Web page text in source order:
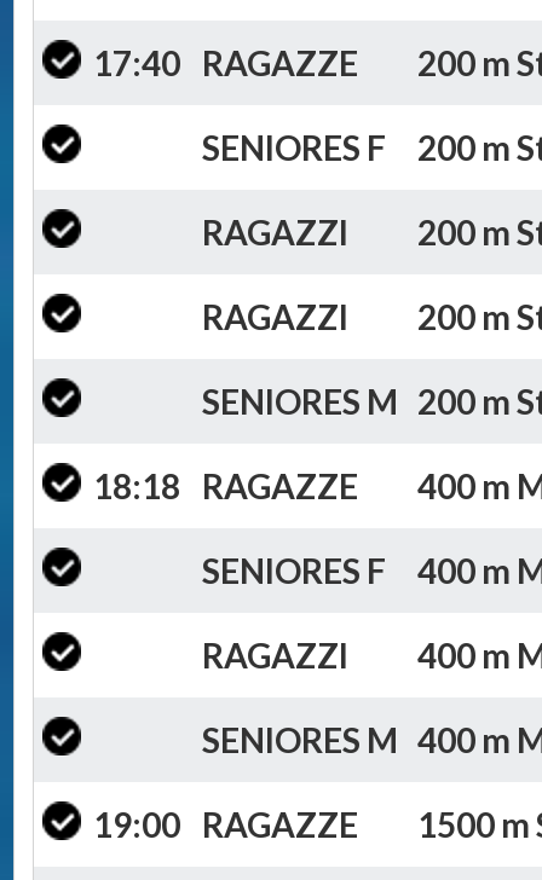
17:40 RAGAZZE 200 m
SENIORES F 200 m
RAGAZZI 200 m
RAGAZZI 200 m
SENIORES M 200 m
18:18 RAGAZZE 400 m
SENIORES F 400 m
RAGAZZI 400 m
SENIORES M 400 m
19:00 RAGAZZE 1500 m